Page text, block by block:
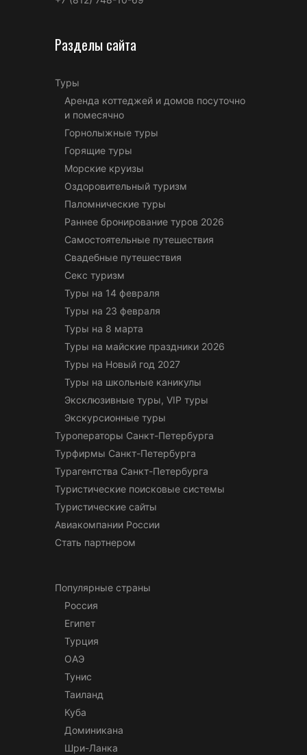
Разделы сайта
Туры
Аренда коттеджей и домов посуточно
и помесячно
Горнолыжные туры
Горящие туры
Морские круизы
Оздоровительный туризм
Паломнические туры
Раннее бронирование туров 2026
Самостоятельные путешествия
Свадебные путешествия
Секс туризм
Туры на 14 февраля
Туры на 23 февраля
Туры на 8 марта
Туры на майские праздники 2026
Туры на Новый год 2027
Туры на школьные каникулы
Эксклюзивные туры, VIP туры
Экскурсионные туры
Туроператоры Санкт-Петербурга
Турфирмы Санкт-Петербурга
Турагентства Санкт-Петербурга
Туристические поисковые системы
Туристические сайты
Авиакомпании России
Стать партнером
Популярные страны
Россия
Египет
Турция
ОАЭ
Тунис
Таиланд
Куба
Доминикана
Шри-Ланка